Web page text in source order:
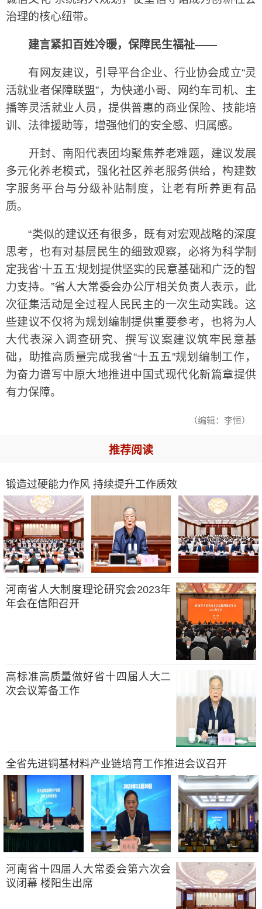
治理的核心纽带。
建言紧扣百姓冷暖，保障民生福祉——
有网友建议，引导平台企业、行业协会成立“灵
活就业者保障联盟”，为快递小哥、网约车司机、主
播等灵活就业人员，提供普惠的商业保险、技能培
训、法律援助等，增强他们的安全感、归属感。
开封、南阳代表团均聚焦养老难题，建议发展
多元化养老模式，强化社区养老服务供给，构建数
字服务平台与分级补贴制度，让老有所养更有品
质。
“类似的建议还有很多，既有对宏观战略的深度
思考，也有对基层民生的细致观察，必将为科学制
定我省‘十五五’规划提供坚实的民意基础和广泛的智
力支持。”省人大常委会办公厅相关负责人表示，此
次征集活动是全过程人民民主的一次生动实践。这
些建议不仅将为规划编制提供重要参考，也将为人
大代表深入调查研究、撰写议案建议筑牢民意基
础，助推高质量完成我省“十五五”规划编制工作，
为奋力谱写中原大地推进中国式现代化新篇章提供
有力保障。
（编辑：李恒）
推荐阅读
锻造过硬能力作风 持续提升工作质效
河南省人大制度理论研究会2023年
年会在信阳召开
高标准高质量做好省十四届人大二
次会议筹备工作
全省先进铜基材料产业链培育工作推进会议召开
河南省十四届人大常委会第六次会
议闭幕 楼阳生出席